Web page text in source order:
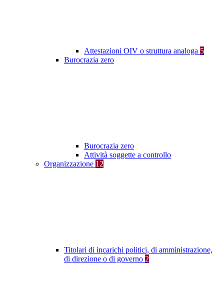
Attestazioni OIV o struttura analoga 5
Burocrazia zero
Burocrazia zero
Attività soggette a controllo
Organizzazione 12
Titolari di incarichi politici, di amministrazione,
di direzione o di governo 2